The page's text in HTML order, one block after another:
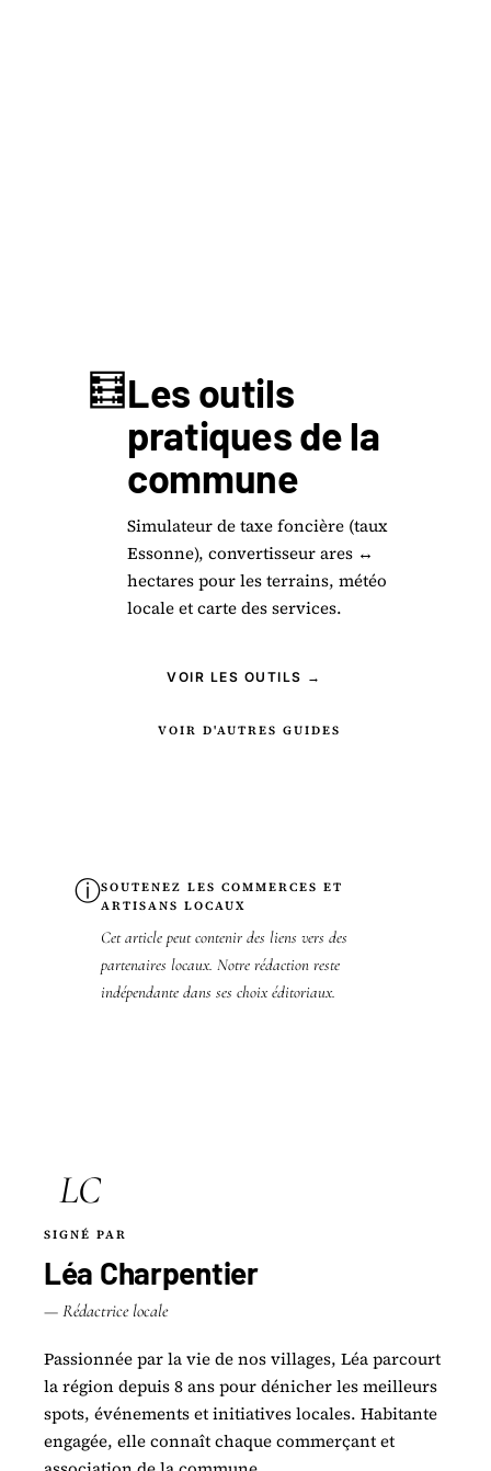
🧮Les outils
pratiques de la
commune
Simulateur de taxe foncière (taux
Essonne), convertisseur ares ↔
hectares pour les terrains, météo
locale et carte des services.
VOIR LES OUTILS →
VOIR D'AUTRES GUIDES
ⓘSOUTENEZ LES COMMERCES ET
ARTISANS LOCAUX
Cet article peut contenir des liens vers des
partenaires locaux. Notre rédaction reste
indépendante dans ses choix éditoriaux.
LC
SIGNÉ PAR
Léa Charpentier
— Rédactrice locale
Passionnée par la vie de nos villages, Léa parcourt
la région depuis 8 ans pour dénicher les meilleurs
spots, événements et initiatives locales. Habitante
engagée, elle connaît chaque commerçant et